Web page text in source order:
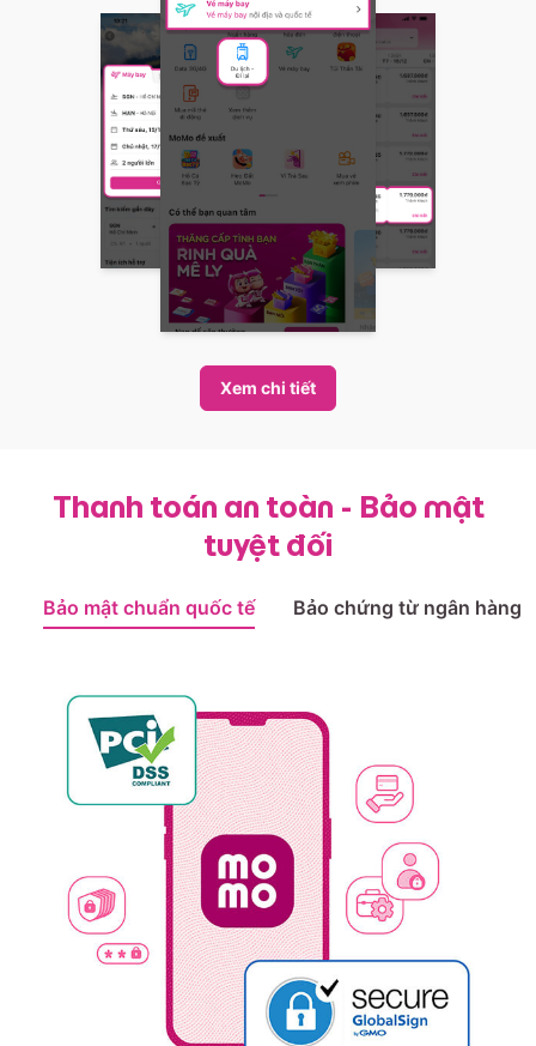
Xem chi tiết
Thanh toán an toàn - Bảo mật
tuyệt đối
Bảo mật chuẩn quốc tế Bảo chứng từ ngân hàng